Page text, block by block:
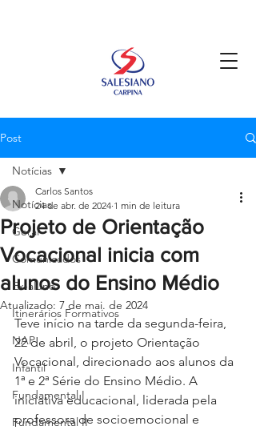
Post
Notícias
Geral
Comunicados
Ex-aluno
Itinerários Formativos
NAP
Infantil
Fundamental I
Fundamental II
Notícias
Projeto de Orientação
Vocacional inicia com
alunos do Ensino Médio
Carlos Santos
24 de abr. de 2024 1 min de leitura
Atualizado: 7 de mai. de 2024
Teve início na tarde da segunda-feira,
22 de abril, o projeto Orientação
Vocacional, direcionado aos alunos da
1ª e 2ª Série do Ensino Médio. A
iniciativa educacional, liderada pela
professora de socioemocional e